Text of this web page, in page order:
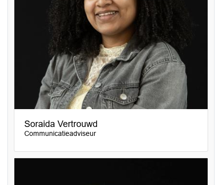
Soraida Vertrouwd
Communicatieadviseur